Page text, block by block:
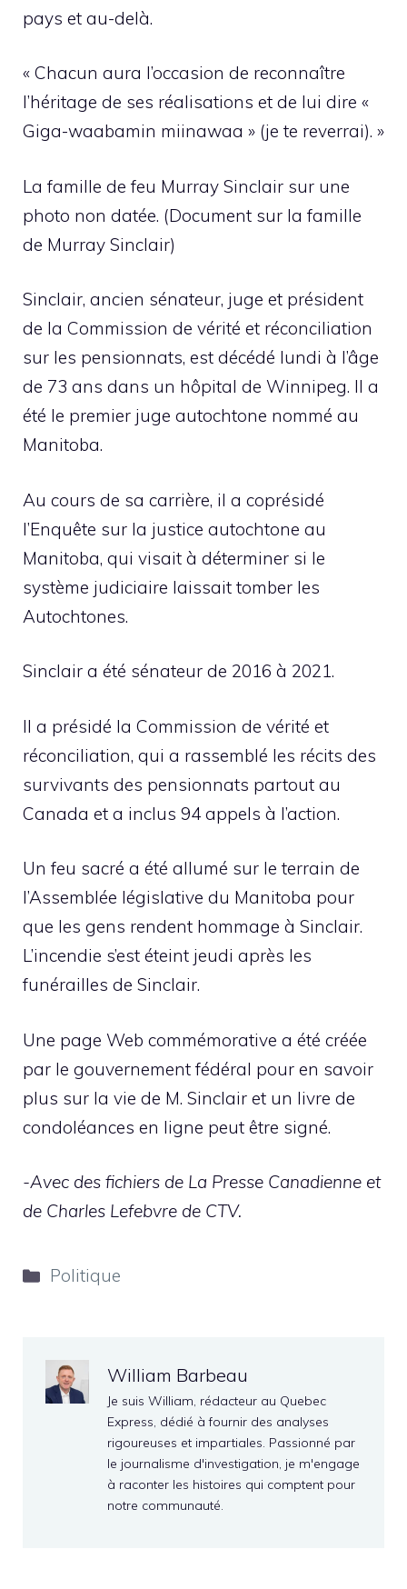
pays et au-delà.
« Chacun aura l’occasion de reconnaître
l’héritage de ses réalisations et de lui dire «
Giga-waabamin miinawaa » (je te reverrai). »
La famille de feu Murray Sinclair sur une
photo non datée. (Document sur la famille
de Murray Sinclair)
Sinclair, ancien sénateur, juge et président
de la Commission de vérité et réconciliation
sur les pensionnats, est décédé lundi à l’âge
de 73 ans dans un hôpital de Winnipeg. Il a
été le premier juge autochtone nommé au
Manitoba.
Au cours de sa carrière, il a coprésidé
l’Enquête sur la justice autochtone au
Manitoba, qui visait à déterminer si le
système judiciaire laissait tomber les
Autochtones.
Sinclair a été sénateur de 2016 à 2021.
Il a présidé la Commission de vérité et
réconciliation, qui a rassemblé les récits des
survivants des pensionnats partout au
Canada et a inclus 94 appels à l’action.
Un feu sacré a été allumé sur le terrain de
l’Assemblée législative du Manitoba pour
que les gens rendent hommage à Sinclair.
L’incendie s’est éteint jeudi après les
funérailles de Sinclair.
Une page Web commémorative a été créée
par le gouvernement fédéral pour en savoir
plus sur la vie de M. Sinclair et un livre de
condoléances en ligne peut être signé.
-Avec des fichiers de La Presse Canadienne et
de Charles Lefebvre de CTV.
Catégories
Politique
William Barbeau
Je suis William, rédacteur au Quebec
Express, dédié à fournir des analyses
rigoureuses et impartiales. Passionné par
le journalisme d'investigation, je m'engage
à raconter les histoires qui comptent pour
notre communauté.